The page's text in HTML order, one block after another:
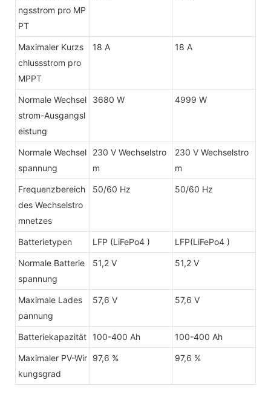
ngsstrom pro MP
PT
Maximaler Kurzs
chlussstrom pro
MPPT
18 A 18 A
Normale Wechsel
strom-Ausgangsl
eistung
3680 W 4999 W
Normale Wechsel
spannung
230 V Wechselstro
m
230 V Wechselstro
m
Frequenzbereich
des Wechselstro
mnetzes
50/60 Hz 50/60 Hz
Batterietypen LFP (LiFePo4 ) LFP(LiFePo4 )
Normale Batterie
spannung
51,2 V 51,2 V
Maximale Lades
pannung
57,6 V 57,6 V
Batteriekapazität 100-400 Ah 100-400 Ah
Maximaler PV-Wir
kungsgrad
97,6 % 97,6 %